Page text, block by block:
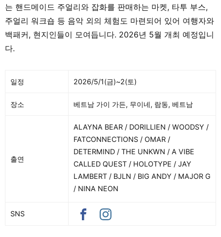
는 핸드메이드 주얼리와 잡화를 판매하는 마켓, 타투 부스,
주얼리 워크숍 등 음악 외의 체험도 마련되어 있어 여행자와
백패커, 현지인들이 모여듭니다. 2026년 5월 개최 예정입니
다.
일정 2026/5/1(금)~2(토)
장소 베트남 가이 가든, 무이네, 람동, 베트남
출연
ALAYNA BEAR / DORILLIEN / WOODSY /
FATCONNECTIONS / OMAR /
DETERMIND / THE UNKWN / A VIBE
CALLED QUEST / HOLOTYPE / JAY
LAMBERT / BJLN / BIG ANDY / MAJOR G
/ NINA NEON
SNS